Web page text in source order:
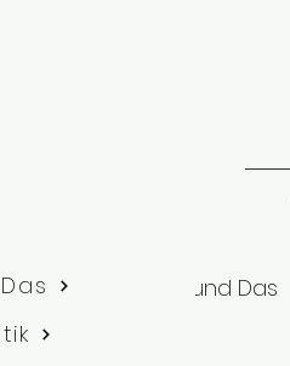
Artikel Dies und Das